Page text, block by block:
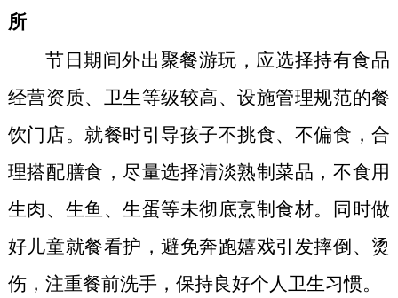
所
节日期间外出聚餐游玩，应选择持有食品
经营资质、卫生等级较高、设施管理规范的餐
饮门店。就餐时引导孩子不挑食、不偏食，合
理搭配膳食，尽量选择清淡熟制菜品，不食用
生肉、生鱼、生蛋等未彻底烹制食材。同时做
好儿童就餐看护，避免奔跑嬉戏引发摔倒、烫
伤，注重餐前洗手，保持良好个人卫生习惯。